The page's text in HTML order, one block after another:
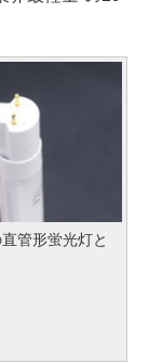
管形蛍光灯と